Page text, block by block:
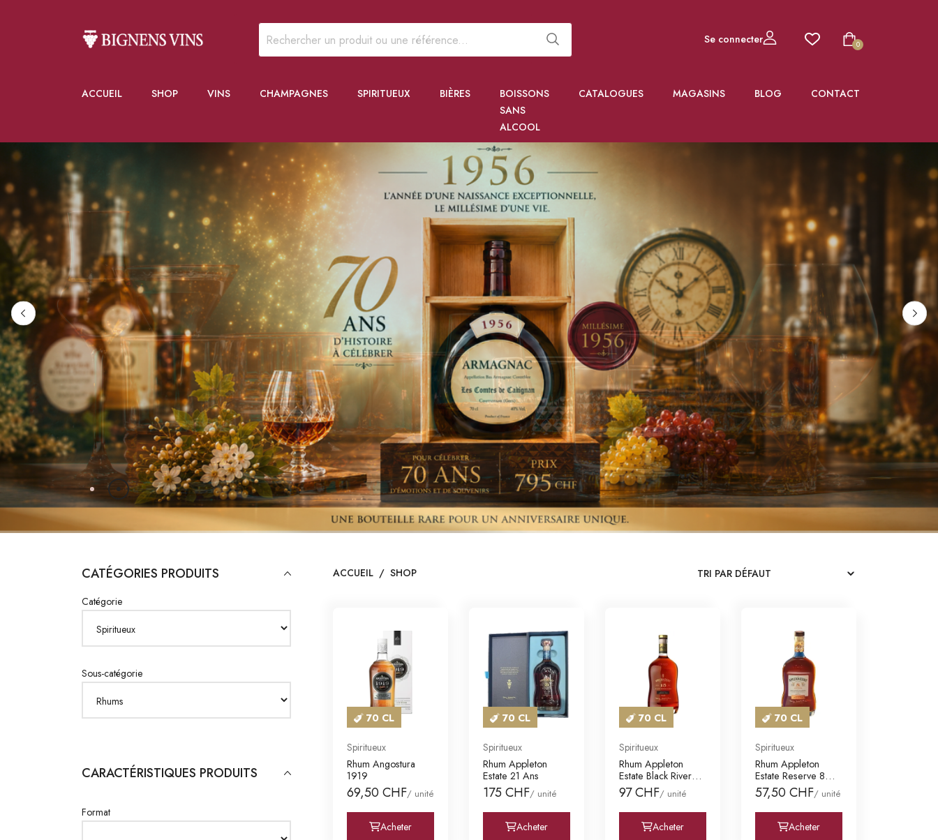
Se connecter 0
ACCUEIL SHOP VINS CHAMPAGNES SPIRITUEUX BIÈRES
BOISSONS
SANS
ALCOOL
CATALOGUES MAGASINS BLOG CONTACT
COMMANDEZ ICI
CATÉGORIES PRODUITS
Catégorie
Sous-catégorie
CARACTÉRISTIQUES PRODUITS
Format
ACCUEIL / SHOP
70 CL
Spiritueux
Rhum Angostura
1919
69,50 CHF/ unité
Acheter
70 CL
Spiritueux
Rhum Appleton
Estate 21 Ans
175 CHF/ unité
Acheter
70 CL
Spiritueux
Rhum Appleton
Estate Black River
Cask 15 Ans
97 CHF/ unité
Acheter
70 CL
Spiritueux
Rhum Appleton
Estate Reserve 8
Ans
57,50 CHF/ unité
Acheter